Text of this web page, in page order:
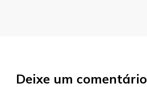
Deixe um comentário